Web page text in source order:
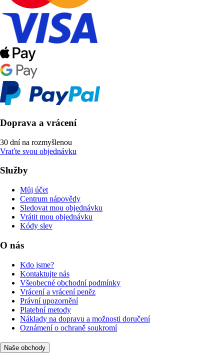
Doprava a vrácení
30 dní na rozmyšlenou
Vraťte svou objednávku
Služby
Můj účet
Centrum nápovědy
Sledovat mou objednávku
Vrátit mou objednávku
Kódy slev
O nás
Kdo jsme?
Kontaktujte nás
Všeobecné obchodní podmínky
Vrácení a vrácení peněz
Právní upozornění
Platební metody
Náklady na dopravu a možnosti doručení
Oznámení o ochraně soukromí
Naše obchody